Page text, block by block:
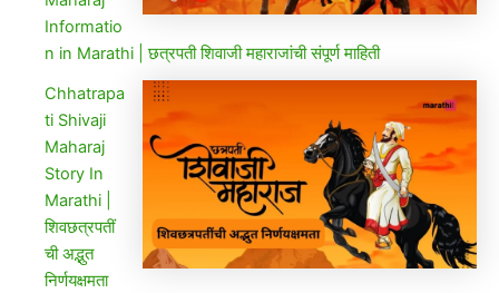
Informatio
n in Marathi | छत्रपती शिवाजी महाराजांची संपूर्ण माहिती
Chhatrapa
ti Shivaji
Maharaj
Story In
Marathi |
शिवछत्रपतीं
ची अद्भुत
निर्णयक्षमता